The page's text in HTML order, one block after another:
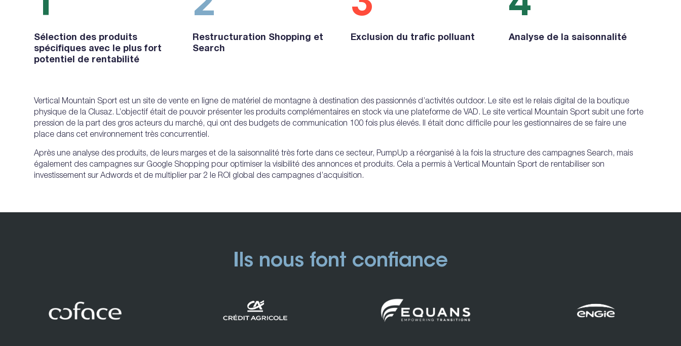
Sélection des produits
spécifiques avec le plus fort
potentiel de rentabilité
Restructuration Shopping et
Search
Exclusion du trafic polluant Analyse de la saisonnalité
Vertical Mountain Sport est un site de vente en ligne de matériel de montagne à destination des passionnés d’activités outdoor. Le site est le relais digital de la boutique
physique de la Clusaz. L’objectif était de pouvoir présenter les produits complémentaires en stock via une plateforme de VAD. Le site vertical Mountain Sport subit une forte
pression de la part des gros acteurs du marché, qui ont des budgets de communication 100 fois plus élevés. Il était donc difficile pour les gestionnaires de se faire une
place dans cet environnement très concurrentiel.
Après une analyse des produits, de leurs marges et de la saisonnalité très forte dans ce secteur, PumpUp a réorganisé à la fois la structure des campagnes Search, mais
également des campagnes sur Google Shopping pour optimiser la visibilité des annonces et produits. Cela a permis à Vertical Mountain Sport de rentabiliser son
investissement sur Adwords et de multiplier par 2 le ROI global des campagnes d’acquisition.
Ils nous font confiance